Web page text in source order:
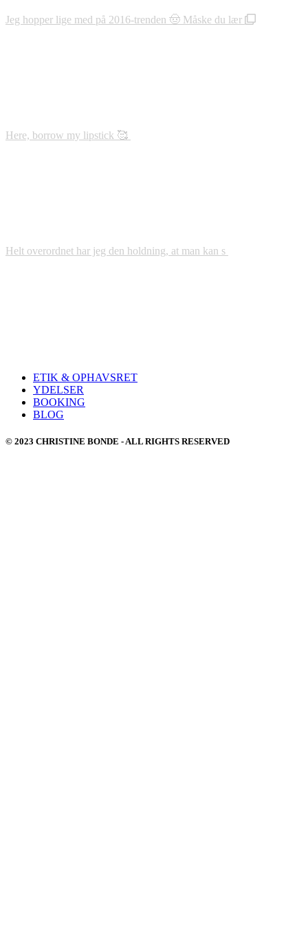
Jeg hopper lige med på 2016-trenden 🤠 Måske du lær
Here, borrow my lipstick 🥰
Helt overordnet har jeg den holdning, at man kan s
ETIK & OPHAVSRET
YDELSER
BOOKING
BLOG
© 2023 CHRISTINE BONDE - ALL RIGHTS RESERVED